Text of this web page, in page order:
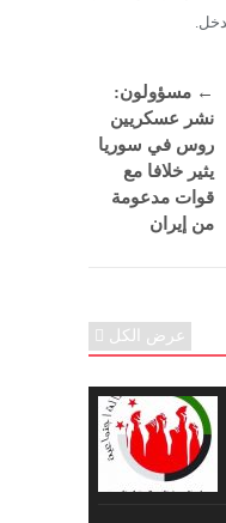
← مسؤولون:
نشر عسكريين
روس في سوريا
يثير خلافا مع
قوات مدعومة
من إيران
عرض الكل